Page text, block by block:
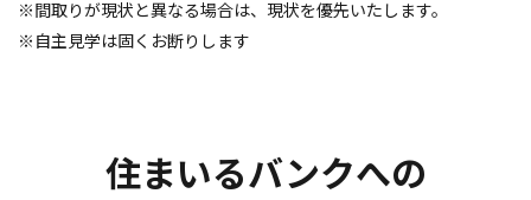
※間取りが現状と異なる場合は、現状を優先いたします。
※自主見学は固くお断りします
住まいるバンクへの